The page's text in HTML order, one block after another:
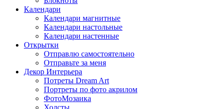
Календари
Календари магнитные
Календари настольные
Календари настенные
Открытки
Отправлю самостоятельно
Отправьте за меня
Декор Интерьера
Потреты Dream Art
Портреты по фото акрилом
ФотоМозаика
Холсты